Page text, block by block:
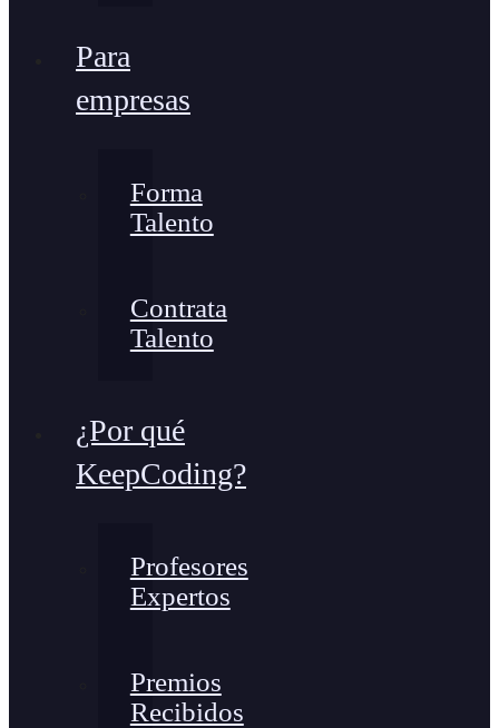
Para
empresas
Forma
Talento
Contrata
Talento
¿Por qué
KeepCoding?
Profesores
Expertos
Premios
Recibidos